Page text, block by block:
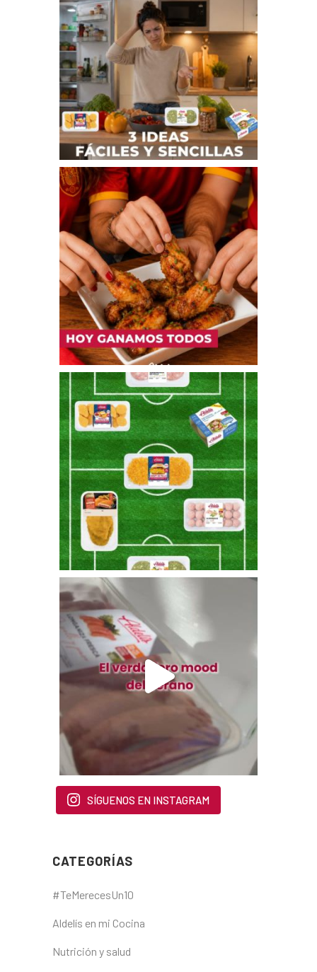
SÍGUENOS EN INSTAGRAM
CATEGORÍAS
#TeMerecesUn10
Aldelís en mi Cocina
Nutrición y salud